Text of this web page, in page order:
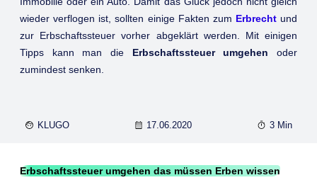
wieder verflogen ist, sollten einige Fakten zum Erbrechtund
zur Erbschaftssteuer vorher abgeklärt werden. Mit einigen
Tipps kann man die Erbschaftssteuer umgehen oder
zumindest senken.
KLUGO 17.06.2020 3 Min
Erbschaftssteuer umgehen das müssen Erben wissen